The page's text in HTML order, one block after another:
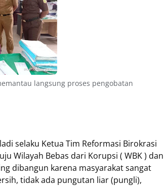
langsung proses pengobatan
selaku Ketua Tim Reformasi Birokrasi
Wilayah Bebas dari Korupsi ( WBK ) dan
dibangun karena masyarakat sangat
tidak ada pungutan liar (pungli),